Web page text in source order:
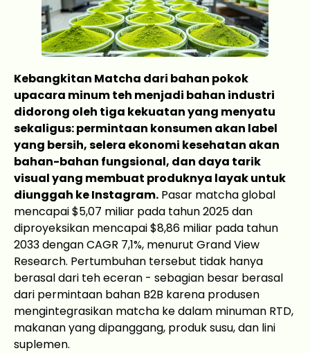
Kebangkitan Matcha dari bahan pokok
upacara minum teh menjadi bahan industri
didorong oleh tiga kekuatan yang menyatu
sekaligus: permintaan konsumen akan label
yang bersih, selera ekonomi kesehatan akan
bahan-bahan fungsional, dan daya tarik
visual yang membuat produknya layak untuk
diunggah ke Instagram. Pasar matcha global
mencapai $5,07 miliar pada tahun 2025 dan
diproyeksikan mencapai $8,86 miliar pada tahun
2033 dengan CAGR 7,1%, menurut Grand View
Research. Pertumbuhan tersebut tidak hanya
berasal dari teh eceran - sebagian besar berasal
dari permintaan bahan B2B karena produsen
mengintegrasikan matcha ke dalam minuman RTD,
makanan yang dipanggang, produk susu, dan lini
suplemen.